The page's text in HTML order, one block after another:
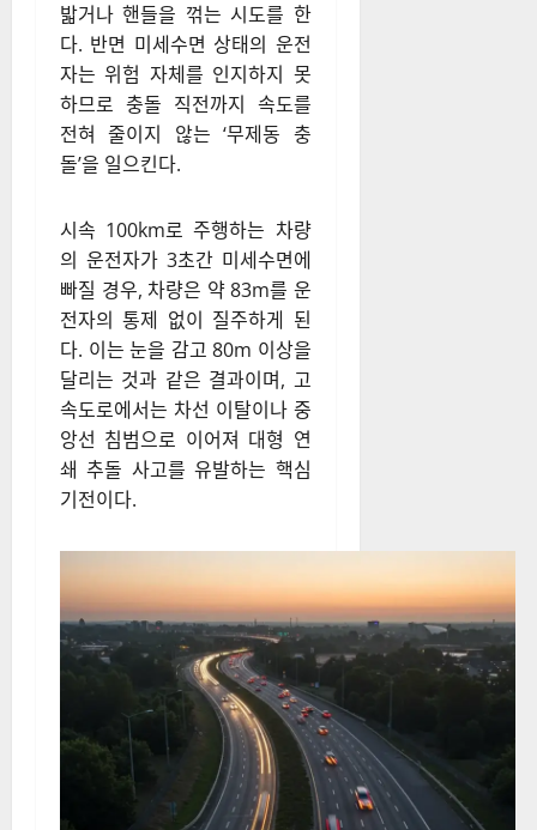
밟거나 핸들을 꺾는 시도를 한
다. 반면 미세수면 상태의 운전
자는 위험 자체를 인지하지 못
하므로 충돌 직전까지 속도를
전혀 줄이지 않는 ‘무제동 충
돌’을 일으킨다.
시속 100km로 주행하는 차량
의 운전자가 3초간 미세수면에
빠질 경우, 차량은 약 83m를 운
전자의 통제 없이 질주하게 된
다. 이는 눈을 감고 80m 이상을
달리는 것과 같은 결과이며, 고
속도로에서는 차선 이탈이나 중
앙선 침범으로 이어져 대형 연
쇄 추돌 사고를 유발하는 핵심
기전이다.